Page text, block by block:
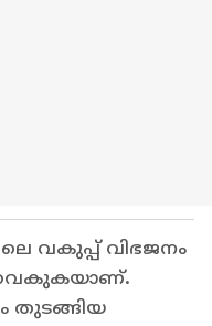
വകുപ്പ് വിഭജനം
വൈകുകയാണ്.
തുടങ്ങിയ